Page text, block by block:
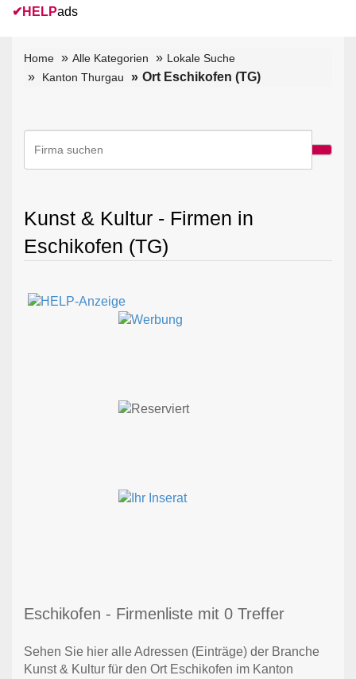
✔ HELPads
Home Alle Kategorien
Lokale Suche
Kanton Thurgau
Ort Eschikofen (TG)
Kunst & Kultur - Firmen in
Eschikofen (TG)
Eschikofen - Firmenliste mit 0 Treffer
Sehen Sie hier alle Adressen (Einträge) der Branche
Kunst & Kultur für den Ort Eschikofen im Kanton